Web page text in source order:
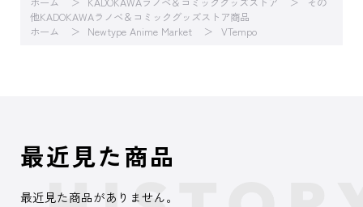
他KADOKAWAラノベ＆コミックグッズストア商品
ホーム
Newtype Anime Market VTempo
最近見た商品
最近見た商品がありません。